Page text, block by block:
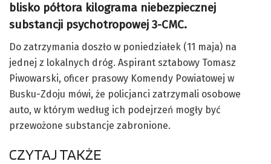
blisko półtora kilograma niebezpiecznej
substancji psychotropowej 3-CMC.
Do zatrzymania doszło w poniedziałek (11 maja) na
jednej z lokalnych dróg. Aspirant sztabowy Tomasz
Piwowarski, oficer prasowy Komendy Powiatowej w
Busku-Zdoju mówi, że policjanci zatrzymali osobowe
auto, w którym według ich podejrzeń mogły być
przewożone substancje zabronione.
CZYTAJ TAKŻE